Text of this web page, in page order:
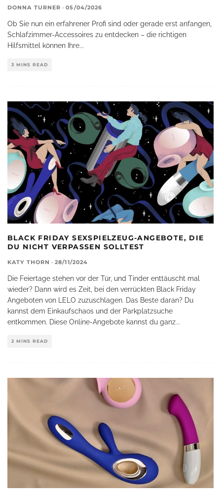
DONNA TURNER · 05/04/2026
Ob Sie nun ein erfahrener Profi sind oder gerade erst anfangen,
Schlafzimmer-Accessoires zu entdecken – die richtigen
Hilfsmittel können Ihre...
3 MINS READ
BLACK FRIDAY SEXSPIELZEUG-ANGEBOTE, DIE
DU NICHT VERPASSEN SOLLTEST
KATY THORN · 28/11/2024
Die Feiertage stehen vor der Tür, und Tinder enttäuscht mal
wieder? Dann wird es Zeit, bei den verrückten Black Friday
Angeboten von LELO zuzuschlagen. Das Beste daran? Du
kannst dem Einkaufschaos und der Parkplatzsuche
entkommen. Diese Online-Angebote kannst du ganz...
2 MINS READ